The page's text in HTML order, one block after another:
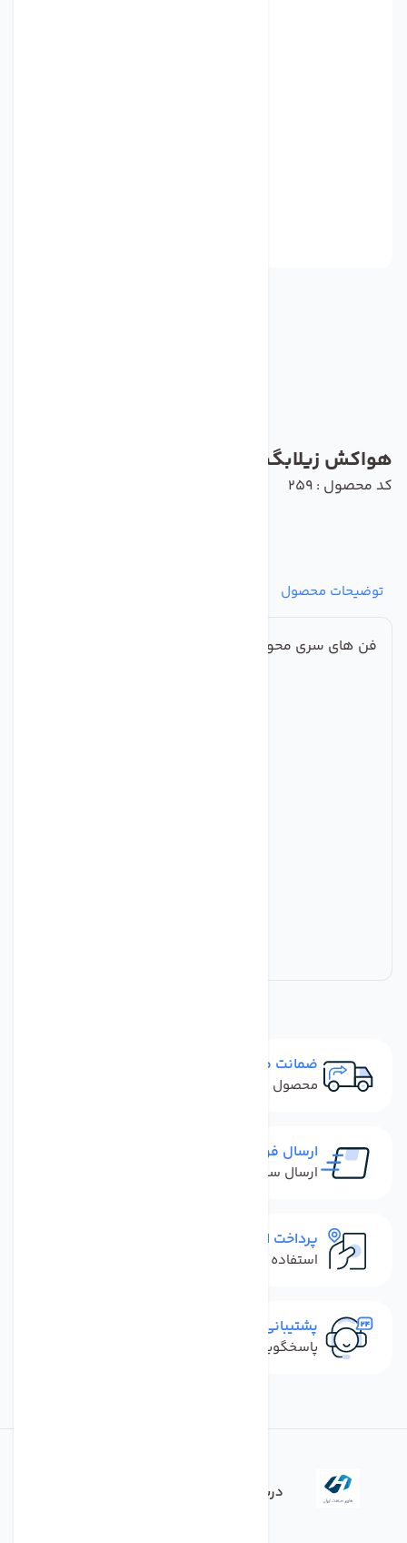
هواکش زیلابگ مدل YWF4E-450B-102/60
کد محصول : 259
توضیحات محصول
فن های سری محوری فولادی
ضمانت مرجوعی
محصول نباید آسیب دیده باشد
ارسال فوری
ارسال سفارش در کمترین زمان ممکن
پرداخت امن
استفاده از روش‌های پرداخت امن
پشتیبانی سریع
پاسخگویی سریع به تماس‌ها و پیام‌ها
درباره فروشگاه